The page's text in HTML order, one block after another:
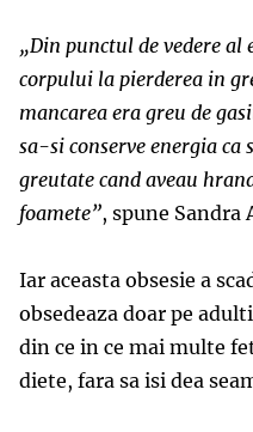
„Din punctul de vedere al
corpului la pierderea in
mancarea era greu de
sa-si conserve energia ca
greutate cand aveau
foamete”, spune Sandra
Iar aceasta obsesie a
obsedeaza doar pe
din ce in ce mai multe
diete, fara sa isi dea